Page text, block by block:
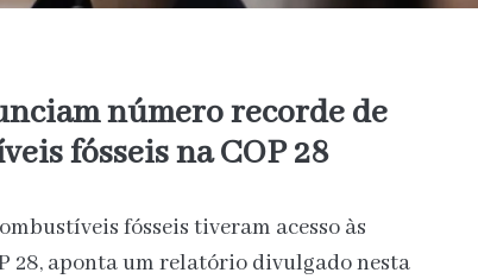
número recorde de
fósseis na COP 28
fósseis tiveram acesso às
28, aponta um relatório divulgado nesta